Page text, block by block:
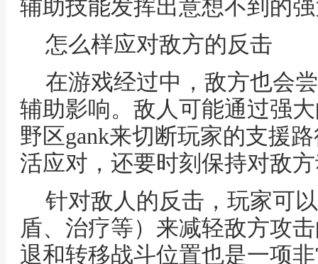
辅助技能发挥出意想不到的
怎么样应对敌方的反击
在游戏经过中，敌方也会
辅助影响。敌人可能通过强
野区gank来切断玩家的支援
活应对，还要时刻保持对敌
针对敌人的反击，玩家可
盾、治疗等）来减轻敌方攻
退和转移战斗位置也是一项